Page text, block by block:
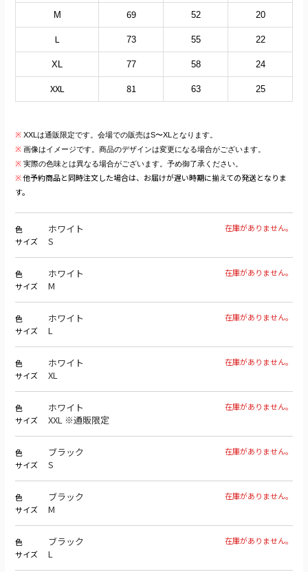
M 69 52 20
L 73 55 22
XL 77 58 24
XXL 81 63 25
※ XXLは通販限定です。会場での販売はS〜XLとなります。
※ 画像はイメージです。商品のデザインは変更になる場合がございます。
※ 実際の色味とは異なる場合がございます。予め御了承ください。
※他予約商品と同時注文した場合は、お届けが遅い時期に揃えての発送となりま
す。
色 ホワイト
サイズ S
在庫がありません。
色 ホワイト
サイズ M
在庫がありません。
色 ホワイト
サイズ L
在庫がありません。
色 ホワイト
サイズ XL
在庫がありません。
色 ホワイト
サイズ XXL ※通販限定
在庫がありません。
色 ブラック
サイズ S
在庫がありません。
色 ブラック
サイズ M
在庫がありません。
色 ブラック
サイズ L
在庫がありません。